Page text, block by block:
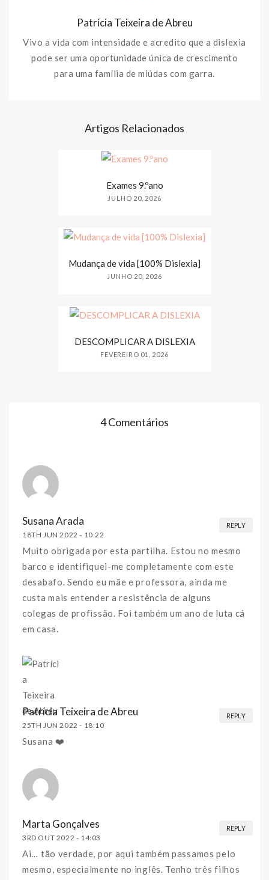
Patrícia Teixeira de Abreu
Vivo a vida com intensidade e acredito que a dislexia
pode ser uma oportunidade única de crescimento
para uma família de miúdas com garra.
Artigos Relacionados
Exames 9.ºano
JULHO 20, 2026
Mudança de vida [100% Dislexia]
JUNHO 20, 2026
DESCOMPLICAR A DISLEXIA
FEVEREIRO 01, 2026
4 Comentários
Susana Arada
18TH JUN 2022 - 10:22
REPLY
Muito obrigada por esta partilha. Estou no mesmo
barco e identifiquei-me completamente com este
desabafo. Sendo eu mãe e professora, ainda me
custa mais entender a resistência de alguns
colegas de profissão. Foi também um ano de luta cá
em casa.
Patrícia Teixeira de Abreu
25TH JUN 2022 - 18:10
REPLY
Susana ❤️
Marta Gonçalves
3RD OUT 2022 - 14:03
REPLY
Ai… tão verdade, por aqui também passamos pelo
mesmo, especialmente no inglês. Tenho três filhos